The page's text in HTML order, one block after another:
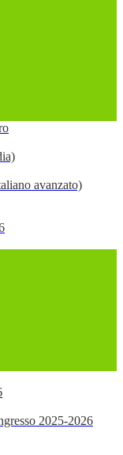
avanzato)
2025-2026